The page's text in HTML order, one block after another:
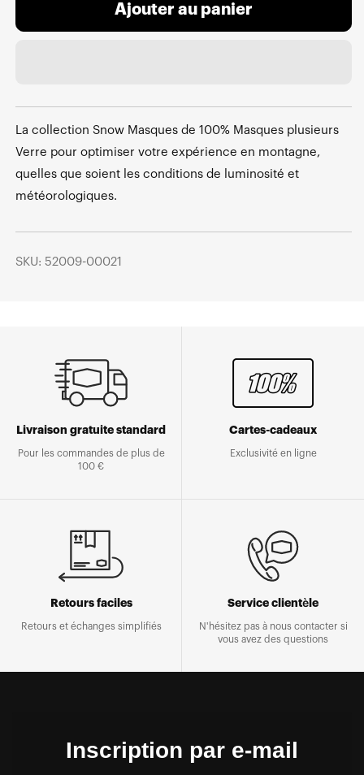
Ajouter au panier
La collection Snow Masques de 100% Masques plusieurs
Verre pour optimiser votre expérience en montagne,
quelles que soient les conditions de luminosité et
météorologiques.
SKU: 52009-00021
Livraison gratuite standard
Pour les commandes de plus de
100 €
Cartes-cadeaux
Exclusivité en ligne
Retours faciles
Retours et échanges simplifiés
Service clientèle
N'hésitez pas à nous contacter si
vous avez des questions
Inscription par e-mail